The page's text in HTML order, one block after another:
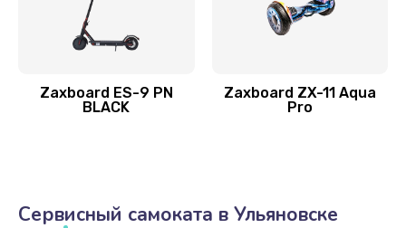
Zaxboard ES-9 PN
BLACK
Zaxboard ZX-11 Aqua
Pro
Сервисный самоката в Ульяновске